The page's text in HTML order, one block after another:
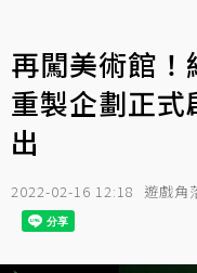
再闖美術館！
重製企劃正
出
2022-02-16 12:18 遊戲角